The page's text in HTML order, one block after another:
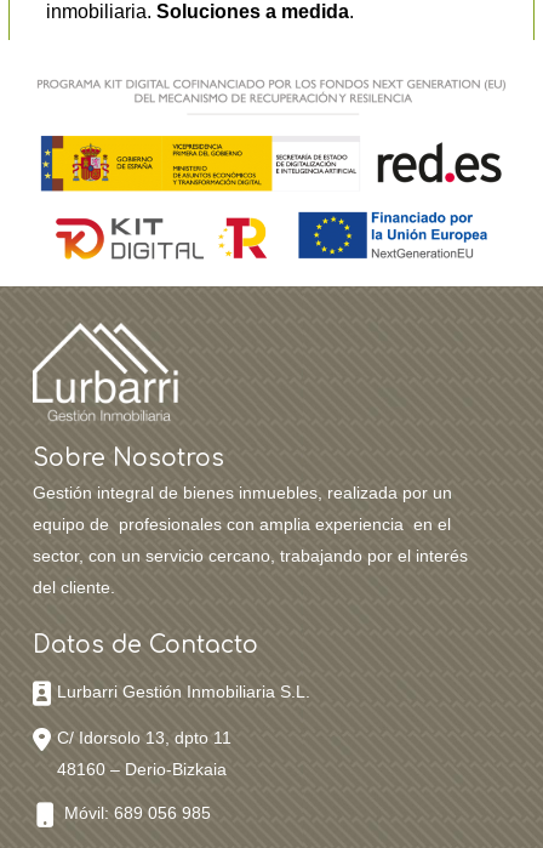
inmobiliaria.Soluciones a medida.
Sobre Nosotros
Gestión integral de bienes inmuebles, realizada por un
equipo de profesionales con amplia experiencia en el
sector, con un servicio cercano, trabajando por el interés
del cliente.
Datos de Contacto
Lurbarri Gestión Inmobiliaria S.L.
C/ Idorsolo 13, dpto 11
48160 – Derio-Bizkaia
Móvil: 689 056 985